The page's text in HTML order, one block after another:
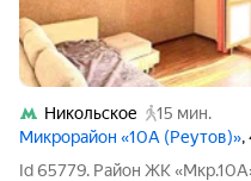
Никольское
15 мин.
Микрорайон «10А (Реутов)»,
Id 65779. Район ЖК